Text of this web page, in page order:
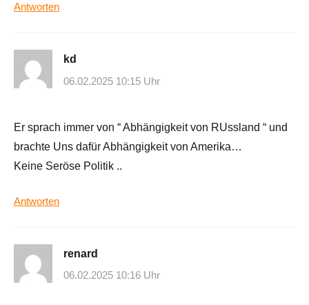
Antworten
kd
06.02.2025 10:15 Uhr
Er sprach immer von “ Abhängigkeit von RUssland “ und
brachte Uns dafür Abhängigkeit von Amerika…
Keine Seröse Politik ..
Antworten
renard
06.02.2025 10:16 Uhr